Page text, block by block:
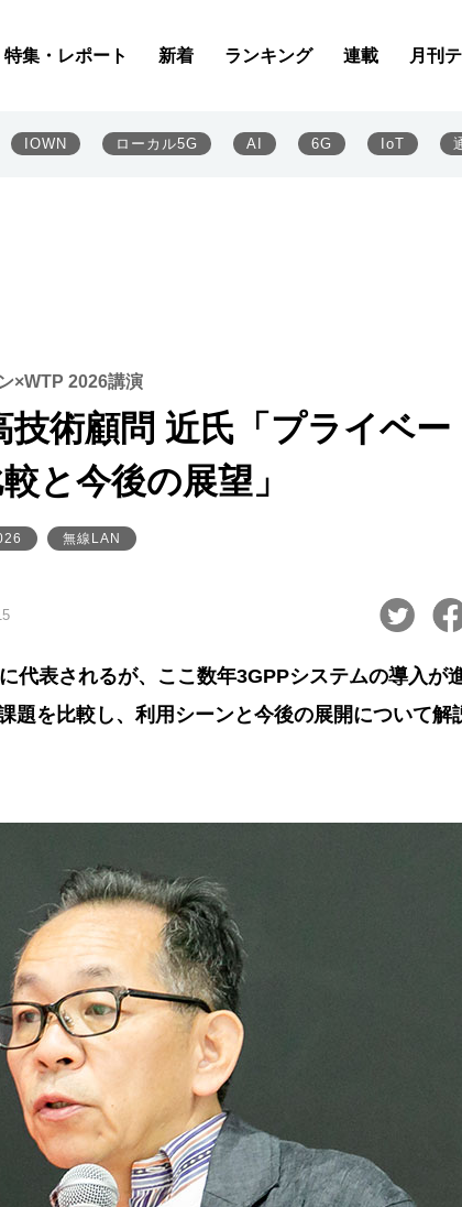
特集・レポート 新着 ランキング 連載 月刊
IOWN ローカル5G AI 6G IoT
×WTP 2026講演
術顧問 近氏「プライベー
と今後の展望」
無線LAN
代表されるが、ここ数年3GPPシステムの導入が
を比較し、利用シーンと今後の展開について解